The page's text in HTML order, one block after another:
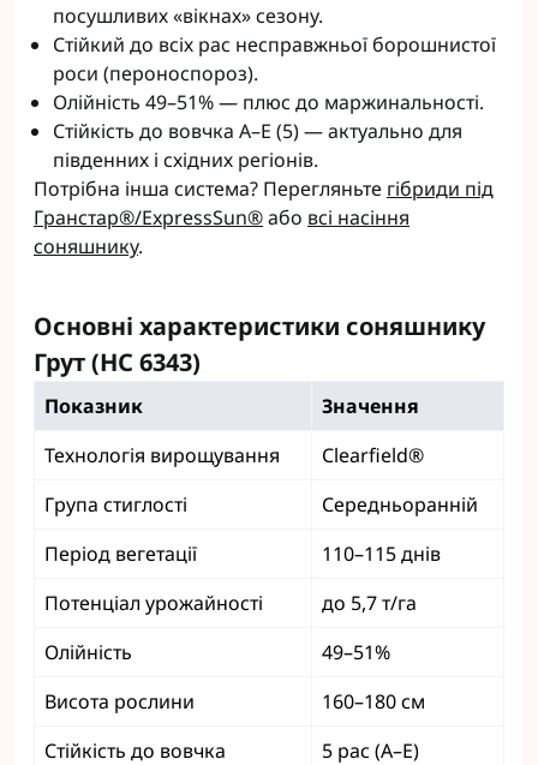
посушливих «вікнах» сезону.
Стійкий до всіх рас несправжньої борошнистої
роси (пероноспороз).
Олійність 49–51% — плюс до маржинальності.
Стійкість до вовчка A–E (5) — актуально для
південних і східних регіонів.
Потрібна інша система? Перегляньте гібриди під
Гранстар®/ExpressSun®або всі насіння
соняшнику.
Основні характеристики соняшнику
Грут (НС 6343)
Показник
Значення
Технологія вирощування
Clearfield®
Група стиглості
Середньоранній
Період вегетації
110–115 днів
Потенціал урожайності
до 5,7 т/га
Олійність
49–51%
Висота рослини
160–180 см
Стійкість до вовчка
5 рас (A–E)